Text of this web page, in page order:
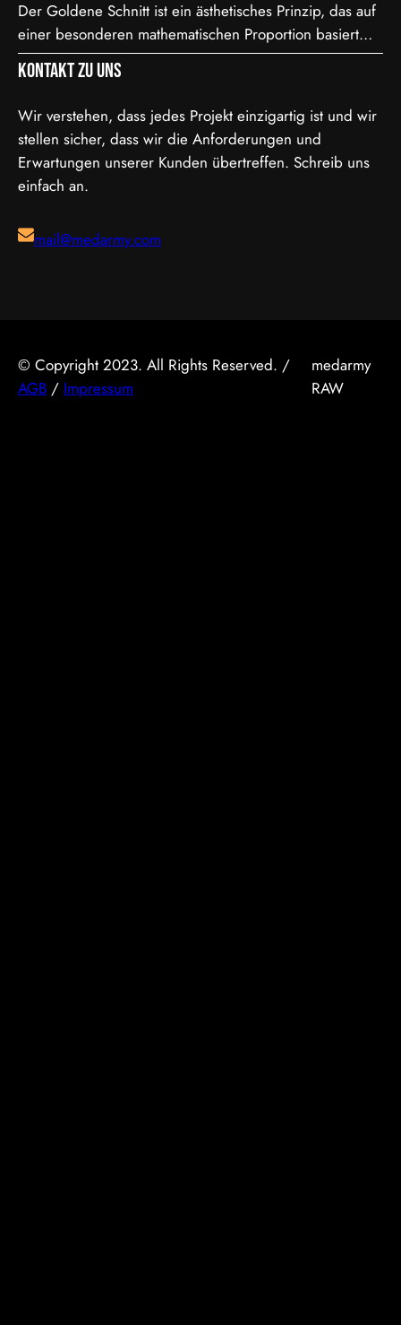
Verarbeitung, spielt die Bit-Tiefe eine entscheidende
Rolle. Je höher die Bit-Tiefe, desto mehr Informationen
können über die Helligkeit und Farben eines Pixels
gespeichert werden.…
Der Goldene Schnitt ist ein ästhetisches Prinzip, das auf
einer besonderen mathematischen Proportion basiert
und in der Kunst, Architektur, Fotografie und im Film
Anwendung findet. Diese Proportion wird als besonders
harmonisch und natürlich empfunden. Sie ist etwa 1,618
zu 1, was in der Mathematik als das Verhältnis der
Fibonacci-Folge bekannt ist. Mathematische Erklärung
des Goldenen…
Kontakt zu uns
Wir verstehen, dass jedes Projekt einzigartig ist und wir
stellen sicher, dass wir die Anforderungen und
Erwartungen unserer Kunden übertreffen. Schreib uns
einfach an.
mail@medarmy.com
© Copyright 2023. All Rights Reserved. /
AGB / Impressum
medarmy
RAW